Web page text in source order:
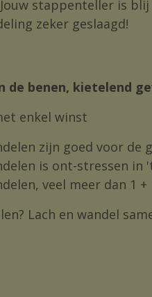
stappenteller is
zeker geslaagd!
de benen, kietelend
enkel winst
zijn goed voor de
is ont-stressen in
veel meer dan 1 +
Lach en wandel